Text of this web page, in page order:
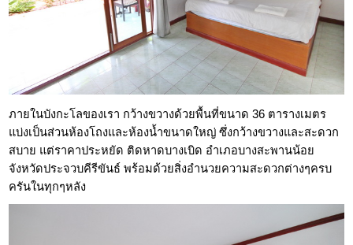
ภายในบังกะโลของเรา กว้างขวางด้วยพื้นที่ขนาด 36 ตารางเมตร
แบ่งเป็นส่วนห้องโถงและห้องน้ำขนาดใหญ่ ซึ่งกว้างขวางและสะดวก
สบาย แต่ราคาประหยัด ติดหาดบางเบิด อำเภอบางสะพานน้อย
จังหวัดประจวบคีรีขันธ์ พร้อมด้วยสิ่งอำนวยความสะดวกต่างๆครบ
ครันในทุกๆหลัง